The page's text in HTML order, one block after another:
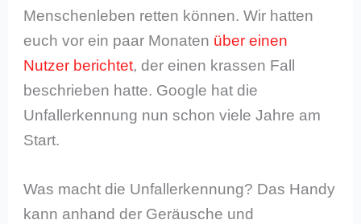
Menschenleben retten können. Wir hatten
euch vor ein paar Monaten über einen
Nutzer berichtet, der einen krassen Fall
beschrieben hatte. Google hat die
Unfallerkennung nun schon viele Jahre am
Start.
Was macht die Unfallerkennung? Das Handy
kann anhand der Geräusche und